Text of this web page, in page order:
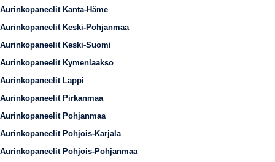
Aurinkopaneelit Kanta-Häme
Aurinkopaneelit Keski-Pohjanmaa
Aurinkopaneelit Keski-Suomi
Aurinkopaneelit Kymenlaakso
Aurinkopaneelit Lappi
Aurinkopaneelit Pirkanmaa
Aurinkopaneelit Pohjanmaa
Aurinkopaneelit Pohjois-Karjala
Aurinkopaneelit Pohjois-Pohjanmaa